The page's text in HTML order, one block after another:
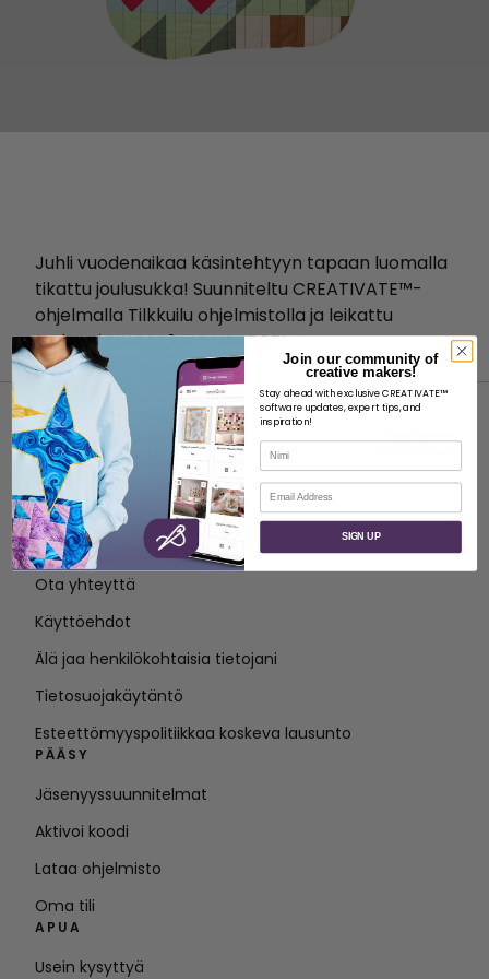
Juhli vuodenaikaa käsintehtyyn tapaan luomalla
tikattu joulusukka! Suunniteltu CREATIVATE™-
ohjelmalla Tilkkuilu ohjelmistolla ja leikattu
tarkasti SINGER® MOMENTO™ -
käsityöleikkuukoneella.
MEISTÄ
Tietoja SVP Worldwide -yrityksestä
Ota yhteyttä
Käyttöehdot
Älä jaa henkilökohtaisia tietojani
Tietosuojakäytäntö
Esteettömyyspolitiikkaa koskeva lausunto
PÄÄSY
Jäsenyyssuunnitelmat
Aktivoi koodi
Lataa ohjelmisto
Oma tili
APUA
Usein kysyttyä
Join our community of
creative makers!
Stay ahead with exclusive CREATIVATE™
software updates, expert tips, and
inspiration!
Nimi
Sähköposti
SIGN UP